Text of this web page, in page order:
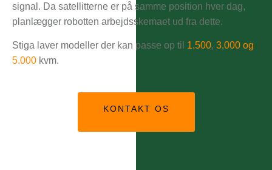
signal. Da satellitterne er på samme position hver dag,
planlægger robotten arbejdsskemaet ud fra dette.
Stiga laver modeller der kan passe op til 1.500, 3.000 og
5.000 kvm.
KONTAKT OS